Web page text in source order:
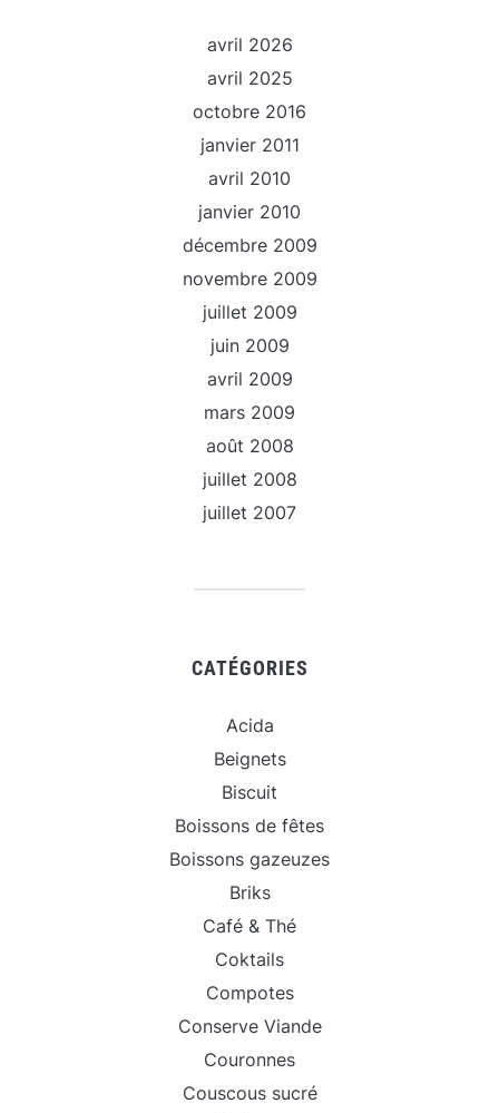
avril 2026
avril 2025
octobre 2016
janvier 2011
avril 2010
janvier 2010
décembre 2009
novembre 2009
juillet 2009
juin 2009
avril 2009
mars 2009
août 2008
juillet 2008
juillet 2007
CATÉGORIES
Acida
Beignets
Biscuit
Boissons de fêtes
Boissons gazeuzes
Briks
Café & Thé
Coktails
Compotes
Conserve Viande
Couronnes
Couscous sucré